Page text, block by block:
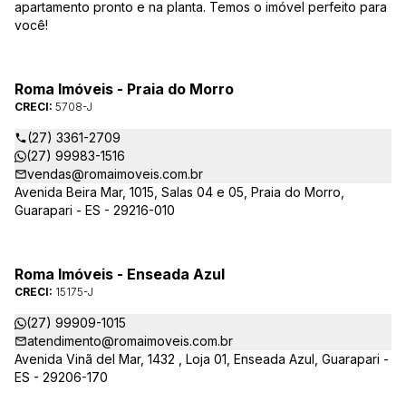
apartamento pronto e na planta. Temos o imóvel perfeito para
você!
Roma Imóveis - Praia do Morro
CRECI: 5708-J
(27) 3361-2709
(27) 99983-1516
vendas@romaimoveis.com.br
Avenida Beira Mar, 1015, Salas 04 e 05, Praia do Morro,
Guarapari - ES - 29216-010
Roma Imóveis - Enseada Azul
CRECI: 15175-J
(27) 99909-1015
atendimento@romaimoveis.com.br
Avenida Vinã del Mar, 1432 , Loja 01, Enseada Azul, Guarapari -
ES - 29206-170